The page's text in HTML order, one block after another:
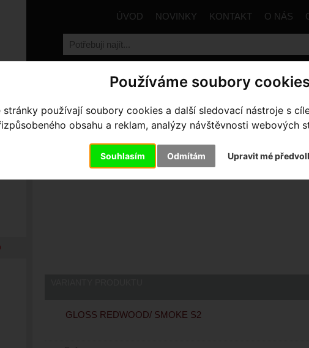
Používáme soubory
používají soubory cookies a další sledovací nástroje s
obsahu a reklam, analýzy návštěvnosti webových
Souhlasím Odmítám Upravit mé
ÚVOD NOVINKY KONTAKT O NÁS
Kola Horská Celoodpružená Specialized
ENDURO COMP- GLOSS
GLOSS REDWOOD/ SMOKE S2